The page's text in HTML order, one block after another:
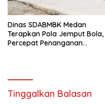
Dinas SDABMBK Medan
Terapkan Pola Jemput Bola,
Percepat Penanganan
Tinggalkan Balasan